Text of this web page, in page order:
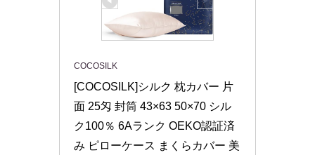
COCOSILK
[COCOSILK]シルク 枕カバー 片
面 25匁 封筒 43×63 50×70 シル
ク100％ 6Aランク OEKO認証済
み ピローケース まくらカバー 美